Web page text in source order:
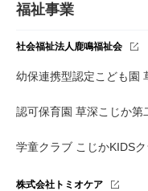
福祉事業
社会福祉法人鹿鳴福祉会
幼保連携型認定こども園
認可保育園 草深こじか第
学童クラブ こじかKIDS
株式会社トミオケア